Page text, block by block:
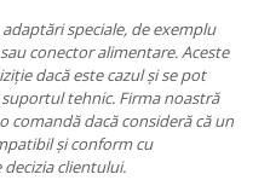
speciale, de exemplu
conector alimentare. Aceste
dacă este cazul și se pot
tehnic. Firma noastră
comandă dacă consideră că un
și conform cu
clientului.